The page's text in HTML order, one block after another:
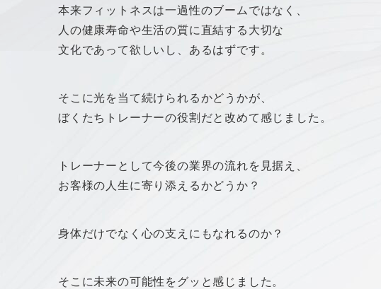
本来フィットネスは一過性のブームではなく、
人の健康寿命や生活の質に直結する大切な
文化であって欲しいし、あるはずです。
そこに光を当て続けられるかどうかが、
ぼくたちトレーナーの役割だと改めて感じました。
トレーナーとして今後の業界の流れを見据え、
お客様の人生に寄り添えるかどうか？
身体だけでなく心の支えにもなれるのか？
そこに未来の可能性をグッと感じました。